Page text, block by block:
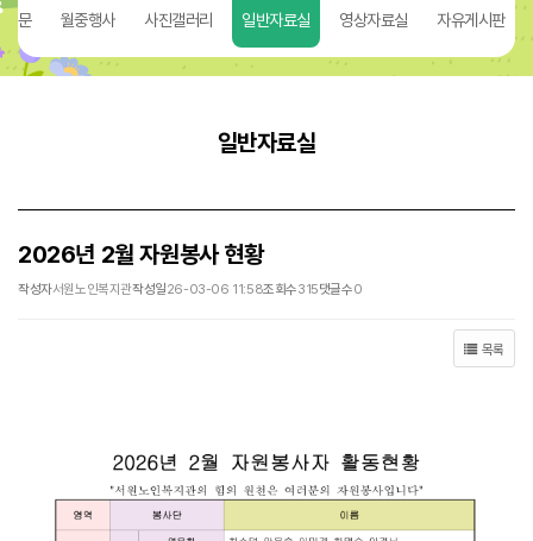
질문 월중행사 사진갤러리 일반자료실 영상자료실 자유게시판
일반자료실
2026년 2월 자원봉사 현황
작성자서원노인복지관작성일26-03-06 11:58조회수315댓글수0
목록